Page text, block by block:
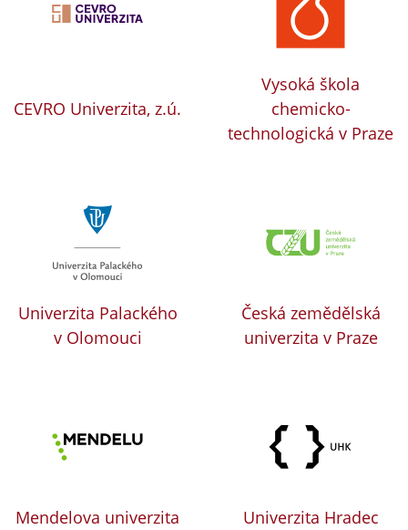
CEVRO Univerzita, z.ú.
Vysoká škola
chemicko-
technologická v Praze
Univerzita Palackého
v Olomouci
Česká zemědělská
univerzita v Praze
Mendelova univerzita
Univerzita Hradec